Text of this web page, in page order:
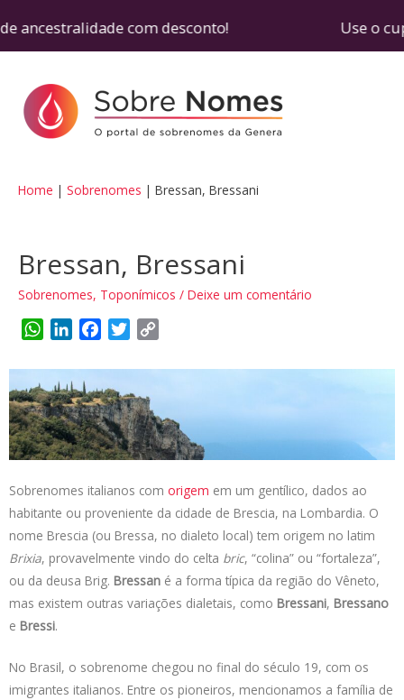
ancestralidade com desconto! Use o cupom
Home Sobrenomes Bressan, Bressani
Bressan, Bressani
Sobrenomes, Toponímicos / Deixe um comentário
W
a
t
s
A
p
n
k
e
d
I
c
e
b
o
o
k
i
t
t
e
r
p
L
i
n
Sobrenomes italianos com origem em um gentílico, dados ao
habitante ou proveniente da cidade de Brescia, na Lombardia. O
nome Brescia (ou Bressa, no dialeto local) tem origem no latim
Brixia, provavelmente vindo do celta bric, “colina” ou “fortaleza”,
ou da deusa Brig. Bressan é a forma típica da região do Vêneto,
mas existem outras variações dialetais, como Bressani, Bressano
e Bressi.
No Brasil, o sobrenome chegou no final do século 19, com os
imigrantes italianos. Entre os pioneiros, mencionamos a família de